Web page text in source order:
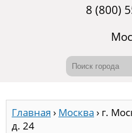
8 (800)
Главная › Москва › г.
д. 24